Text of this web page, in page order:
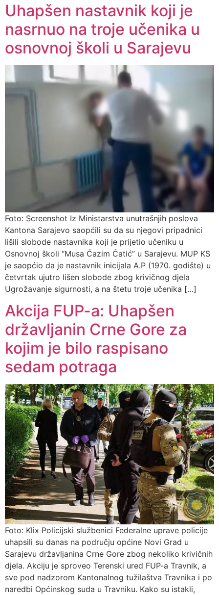
Uhapšen nastavnik koji je
nasrnuo na troje učenika u
osnovnoj školi u Sarajevu
Foto: Screenshot Iz Ministarstva unutrašnjih poslova
Kantona Sarajevo saopćili su da su njegovi pripadnici
lišili slobode nastavnika koji je prijetio učeniku u
Osnovnoj školi “Musa Ćazim Ćatić” u Sarajevu. MUP KS
je saopćio da je nastavnik inicijala A.P (1970. godište) u
četvrtak ujutro lišen slobode zbog krivičnog djela
Ugrožavanje sigurnosti, a na štetu troje učenika […]
Akcija FUP-a: Uhapšen
državljanin Crne Gore za
kojim je bilo raspisano
sedam potraga
Foto: Klix Policijski službenici Federalne uprave policije
uhapsili su danas na području općine Novi Grad u
Sarajevu državljanina Crne Gore zbog nekoliko krivičnih
djela. Akciju je sproveo Terenski ured FUP-a Travnik, a
sve pod nadzorom Kantonalnog tužilaštva Travnika i po
naredbi Općinskog suda u Travniku. Kako su istakli,